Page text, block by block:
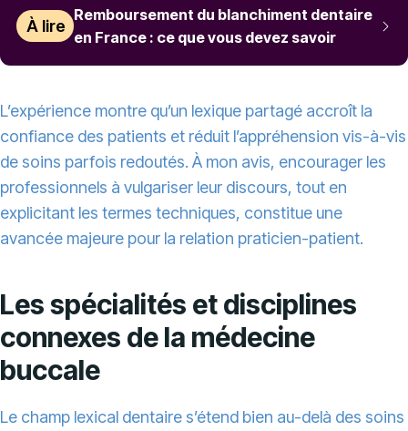
À lire
Remboursement du blanchiment dentaire
en France : ce que vous devez savoir
L’expérience montre qu’un lexique partagé accroît la
confiance des patients et réduit l’appréhension vis-à-vis
de soins parfois redoutés. À mon avis, encourager les
professionnels à vulgariser leur discours, tout en
explicitant les termes techniques, constitue une
avancée majeure pour la relation praticien-patient.
Les spécialités et disciplines
connexes de la médecine
buccale
Le champ lexical dentaire s’étend bien au-delà des soins